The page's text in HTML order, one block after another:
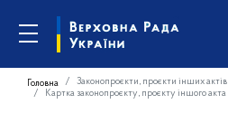
Головна Законопроєкти, проєкти інших актів
Картка законопроєкту, проєкту іншого акта